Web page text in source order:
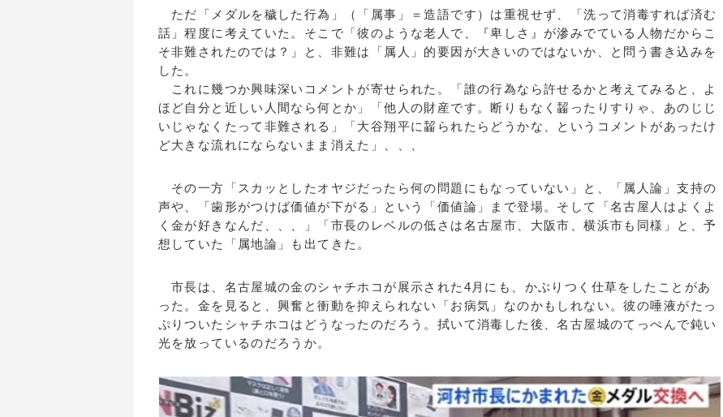
ただ「メダルを穢した行為」（「属事」＝造語です）は重視せず、「洗って消毒すれば済む
話」程度に考えていた。そこで「彼のような老人で、『卑しさ』が滲みでている人物だからこ
そ非難されたのでは？」と、非難は「属人」的要因が大きいのではないか、と問う書き込みを
した。
これに幾つか興味深いコメントが寄せられた。「誰の行為なら許せるかと考えてみると、よ
ほど自分と近しい人間なら何とか」「他人の財産です。断りもなく齧ったりすりゃ、あのじじ
いじゃなくたって非難される」「大谷翔平に齧られたらどうかな、というコメントがあったけ
ど大きな流れにならないまま消えた」、、、
その一方「スカッとしたオヤジだったら何の問題にもなっていない」と、「属人論」支持の
声や、「歯形がつけば価値が下がる」という「価値論」まで登場。そして「名古屋人はよくよ
く金が好きなんだ、、、」「市長のレベルの低さは名古屋市、大阪市、横浜市も同様」と、予
想していた「属地論」も出てきた。
市長は、名古屋城の金のシャチホコが展示された4月にも、かぶりつく仕草をしたことがあ
った。金を見ると、興奮と衝動を抑えられない「お病気」なのかもしれない。彼の唾液がたっ
ぷりついたシャチホコはどうなったのだろう。拭いて消毒した後、名古屋城のてっぺんで鈍い
光を放っているのだろうか。